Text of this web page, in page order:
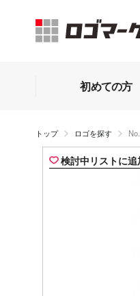
初めての方
トップ ロゴを探す
検討中リストに追